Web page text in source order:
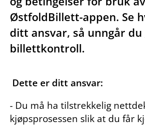
ØstfoldBillett-appen. Se
ditt ansvar, så unngår du
billettkontroll.
Dette er ditt ansvar:
- Du må ha tilstrekkelig
kjøpsprosessen slik at du får